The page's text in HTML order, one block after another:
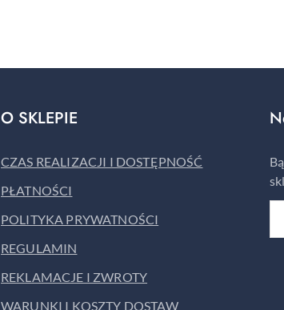
O SKLEPIE
CZAS REALIZACJI I DOSTĘPNOŚĆ
PŁATNOŚCI
POLITYKA PRYWATNOŚCI
REGULAMIN
REKLAMACJE I ZWROTY
WARUNKI I KOSZTY DOSTAW